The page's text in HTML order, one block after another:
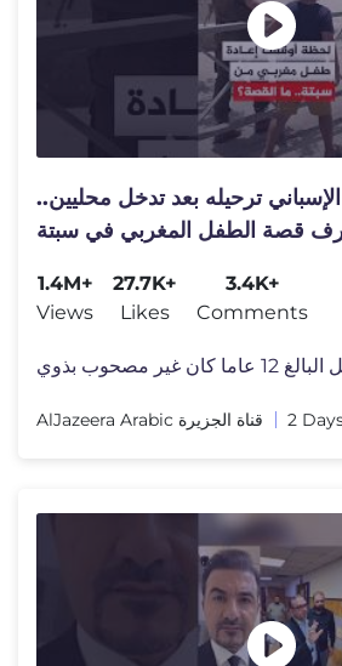
ترحيله بعد تدخل محليين..
قصة الطفل المغربي في سبتة
1.4M+
Views
27.7K+
Likes
3.4K+
Comments
AlJazeera Arabic قناة الجزيرة 2